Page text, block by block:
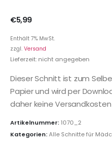
€5,99
Enthält 7% MwSt.
zzgl. Versand
Lieferzeit: nicht angegeben
Dieser Schnitt ist zum
Papier und wird per
daher keine Versandkosten
Artikelnummer: 1070_2
Kategorien:Alle Schnitte für